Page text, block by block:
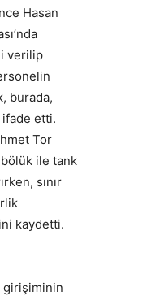
Hasan
verilip
burada,
ifade etti.
Tor
ile tank
sınır
kaydetti.
girişiminin